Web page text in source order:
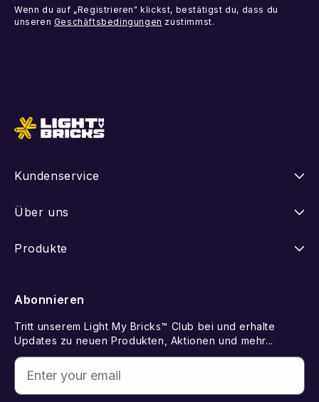
Wenn du auf „Registrieren" klickst, bestätigst du, dass du
unseren Geschäftsbedingungen zustimmst.
Kundenservice
Anleitungen
Withdraw from Contract
Kontakt
Fehlende Komponenten
Fehlerhafte Komponenten
Über uns
Unsere Geschichte
LEGO Set vorschlagen
Geschenkkarte
Produkte
Demnächst erhältlich
Licht-Kits
Abonnieren
Tritt unserem Light My Bricks™ Club bei und erhalte
Updates zu neuen Produkten, Aktionen und mehr...
Enter your email